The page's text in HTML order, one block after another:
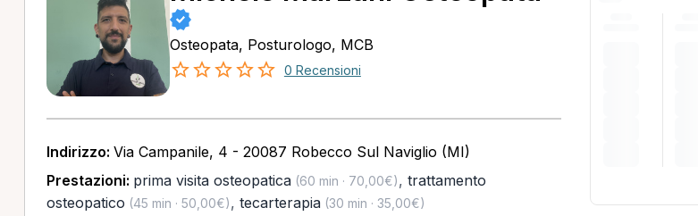
Osteopata, Posturologo, MCB
0 Recensioni
Indirizzo: Via Campanile, 4 - 20087 Robecco Sul Naviglio (MI)
Prestazioni: prima visita osteopatica(60 min · 70,00€), trattamento
osteopatico (45 min · 50,00€), tecarterapia(30 min · 35,00€)